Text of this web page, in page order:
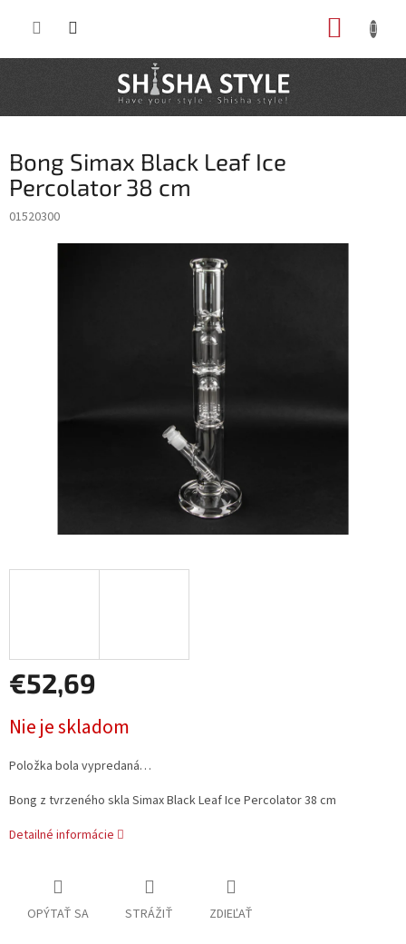
Bong Simax Black Leaf Ice
Percolator 38 cm
01520300
€52,69
cena:
Nie je skladom
Položka bola vypredaná…
Bong z tvrzeného skla Simax Black Leaf Ice Percolator 38 cm
Detailné informácie
OPÝTAŤ SA STRÁŽIŤ ZDIEĽAŤ